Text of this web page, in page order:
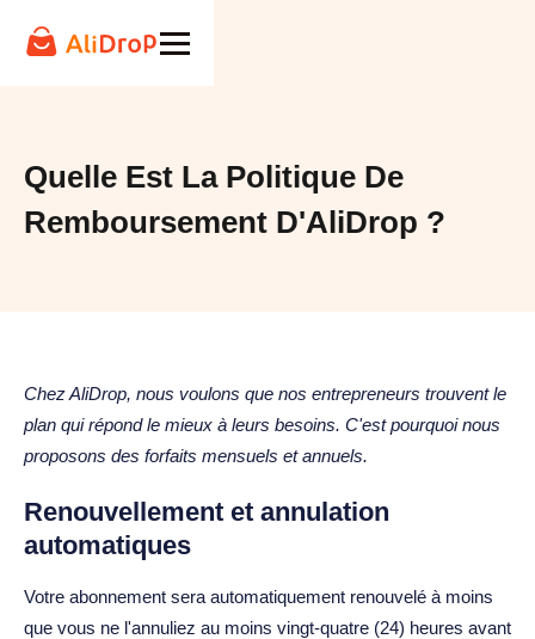
Quelle Est La Politique De
Remboursement D'AliDrop ?
Chez AliDrop, nous voulons que nos entrepreneurs trouvent le
plan qui répond le mieux à leurs besoins. C'est pourquoi nous
proposons des forfaits mensuels et annuels.
Renouvellement et annulation
automatiques
Votre abonnement sera automatiquement renouvelé à moins
que vous ne l'annuliez au moins vingt-quatre (24) heures avant